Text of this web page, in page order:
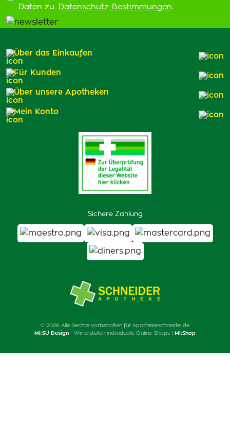
Daten zu. Datenschutz-Bestimmungen.
Sichere Zahlung
Über das Einkaufen
Für Kunden
Über unsere Apotheken
Mein Konto
© 2026 Alle Rechte vorbehalten für Apothekeschneider.de
MI:SU Design - Wir erstellen individuelle Online-Shops | MI:Shop